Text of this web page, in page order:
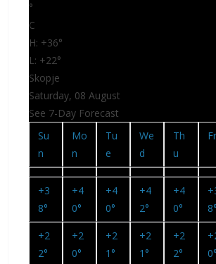
°
C
H: +36°
L: +22°
Skopje
Saturday, 08 August
See 7-Day Forecast
Su
n
Mo
n
Tu
e
We
d
Th
u
+3
8°
+4
0°
+4
0°
+4
2°
+4
0°
+
8°
+2
2°
+2
0°
+2
1°
+2
1°
+2
2°
+
0°